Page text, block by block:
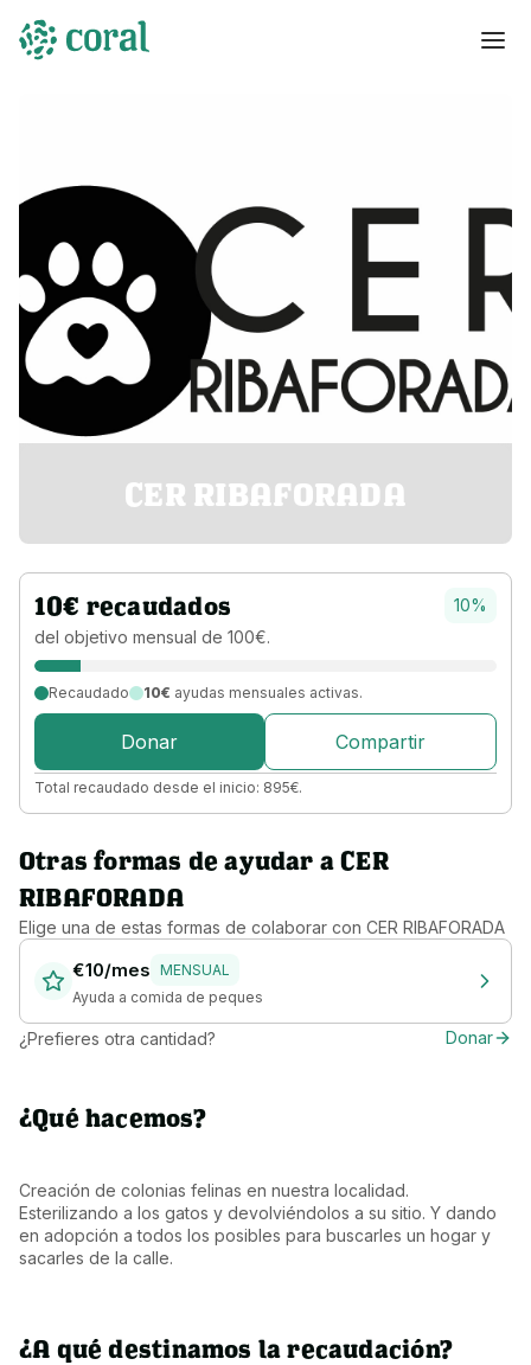
CER RIBAFORADA
10€ recaudados
del objetivo mensual de 100€.
10%
Recaudado 10€ ayudas mensuales activas.
Donar Compartir
Total recaudado desde el inicio: 895€.
Otras formas de ayudar aCER
RIBAFORADA
Elige una de estas formas de colaborar con CER RIBAFORADA
€ 10/mes MENSUAL
Ayuda a comida de peques
¿Prefieres otra cantidad? Donar
¿Qué hacemos?
Creación de colonias felinas en nuestra localidad.
Esterilizando a los gatos y devolviéndolos a su sitio. Y dando
en adopción a todos los posibles para buscarles un hogar y
sacarles de la calle.
¿A qué destinamos la recaudación?